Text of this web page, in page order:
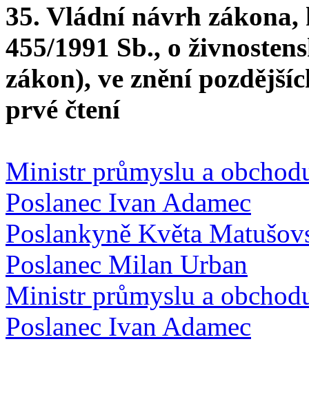
35. Vládní návrh zákona,
455/1991 Sb., o
zákon), ve znění
prvé čtení
Ministr průmyslu a
Poslanec Ivan Adamec
Poslankyně Květa
Poslanec Milan Urban
Ministr průmyslu a
Poslanec Ivan Adamec